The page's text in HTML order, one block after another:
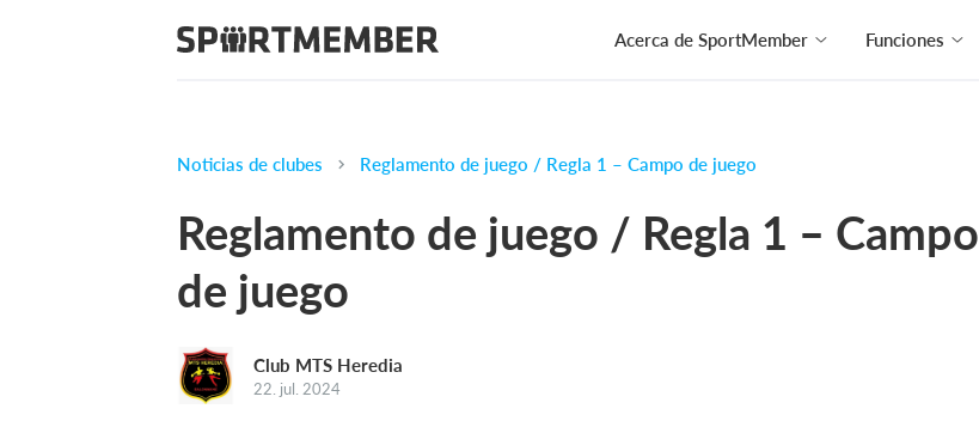
Acerca de SportMember Funciones
Noticias de clubes Reglamento de juego / ​Regla 1 – Campo de juego
Reglamento de juego / ​Regla 1 – Campo
de juego
Club MTS Heredia
22. jul. 2024